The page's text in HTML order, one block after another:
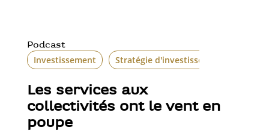
Podcast
Investissement Stratégie d'investissement
Les services aux
collectivités ont le vent en
poupe